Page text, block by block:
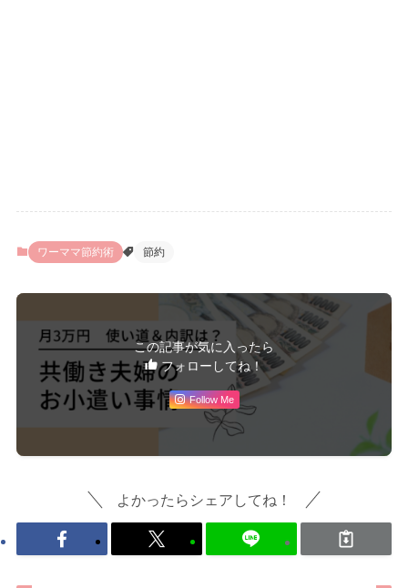
ワーママ節約術 節約
この記事が気に入ったら
フォローしてね！
Follow Me
よかったらシェアしてね！